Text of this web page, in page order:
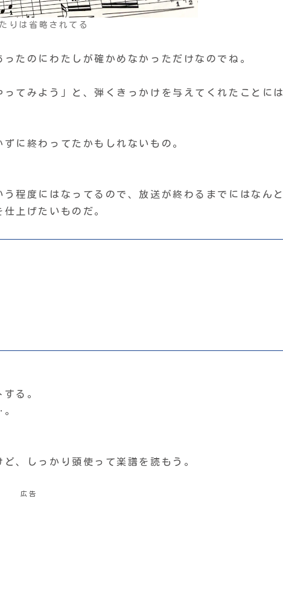
りは省略されてる
たのにわたしが確かめなかっただけなのでね。
てみよう」と、弾くきっかけを与えてくれたことには
に終わってたかもしれないもの。
程度にはなってるので、放送が終わるまでにはなんと
上げたいものだ。
る。
、しっかり頭使って楽譜を読もう。
広告